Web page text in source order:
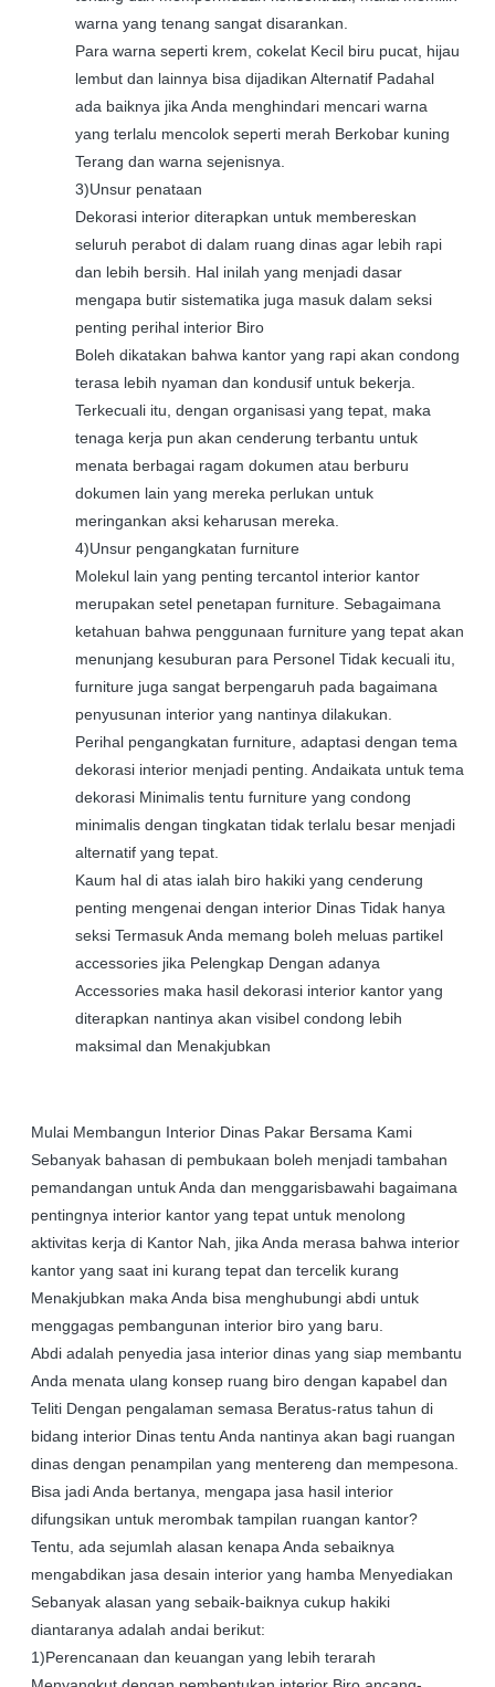
warna yang tenang sangat disarankan.
Para warna seperti krem, cokelat Kecil biru pucat, hijau
lembut dan lainnya bisa dijadikan Alternatif Padahal
ada baiknya jika Anda menghindari mencari warna
yang terlalu mencolok seperti merah Berkobar kuning
Terang dan warna sejenisnya.
3)Unsur penataan
Dekorasi interior diterapkan untuk membereskan
seluruh perabot di dalam ruang dinas agar lebih rapi
dan lebih bersih. Hal inilah yang menjadi dasar
mengapa butir sistematika juga masuk dalam seksi
penting perihal interior Biro
Boleh dikatakan bahwa kantor yang rapi akan condong
terasa lebih nyaman dan kondusif untuk bekerja.
Terkecuali itu, dengan organisasi yang tepat, maka
tenaga kerja pun akan cenderung terbantu untuk
menata berbagai ragam dokumen atau berburu
dokumen lain yang mereka perlukan untuk
meringankan aksi keharusan mereka.
4)Unsur pengangkatan furniture
Molekul lain yang penting tercantol interior kantor
merupakan setel penetapan furniture. Sebagaimana
ketahuan bahwa penggunaan furniture yang tepat akan
menunjang kesuburan para Personel Tidak kecuali itu,
furniture juga sangat berpengaruh pada bagaimana
penyusunan interior yang nantinya dilakukan.
Perihal pengangkatan furniture, adaptasi dengan tema
dekorasi interior menjadi penting. Andaikata untuk tema
dekorasi Minimalis tentu furniture yang condong
minimalis dengan tingkatan tidak terlalu besar menjadi
alternatif yang tepat.
Kaum hal di atas ialah biro hakiki yang cenderung
penting mengenai dengan interior Dinas Tidak hanya
seksi Termasuk Anda memang boleh meluas partikel
accessories jika Pelengkap Dengan adanya
Accessories maka hasil dekorasi interior kantor yang
diterapkan nantinya akan visibel condong lebih
maksimal dan Menakjubkan
Mulai Membangun Interior Dinas Pakar Bersama Kami
Sebanyak bahasan di pembukaan boleh menjadi tambahan
pemandangan untuk Anda dan menggarisbawahi bagaimana
pentingnya interior kantor yang tepat untuk menolong
aktivitas kerja di Kantor Nah, jika Anda merasa bahwa interior
kantor yang saat ini kurang tepat dan tercelik kurang
Menakjubkan maka Anda bisa menghubungi abdi untuk
menggagas pembangunan interior biro yang baru.
Abdi adalah penyedia jasa interior dinas yang siap membantu
Anda menata ulang konsep ruang biro dengan kapabel dan
Teliti Dengan pengalaman semasa Beratus-ratus tahun di
bidang interior Dinas tentu Anda nantinya akan bagi ruangan
dinas dengan penampilan yang mentereng dan mempesona.
Bisa jadi Anda bertanya, mengapa jasa hasil interior
difungsikan untuk merombak tampilan ruangan kantor?
Tentu, ada sejumlah alasan kenapa Anda sebaiknya
mengabdikan jasa desain interior yang hamba Menyediakan
Sebanyak alasan yang sebaik-baiknya cukup hakiki
diantaranya adalah andai berikut:
1)Perencanaan dan keuangan yang lebih terarah